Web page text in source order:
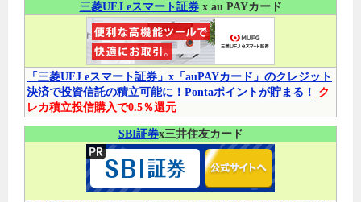
三菱UFJ eスマート証券x au PAYカード
「三菱UFJ eスマート証券」x「auPAYカード」のクレジット
決済で投資信託の積立可能に！Pontaポイントが貯まる！
ク
レカ積立投信購入で0.5％還元
SBI証券x三井住友カード